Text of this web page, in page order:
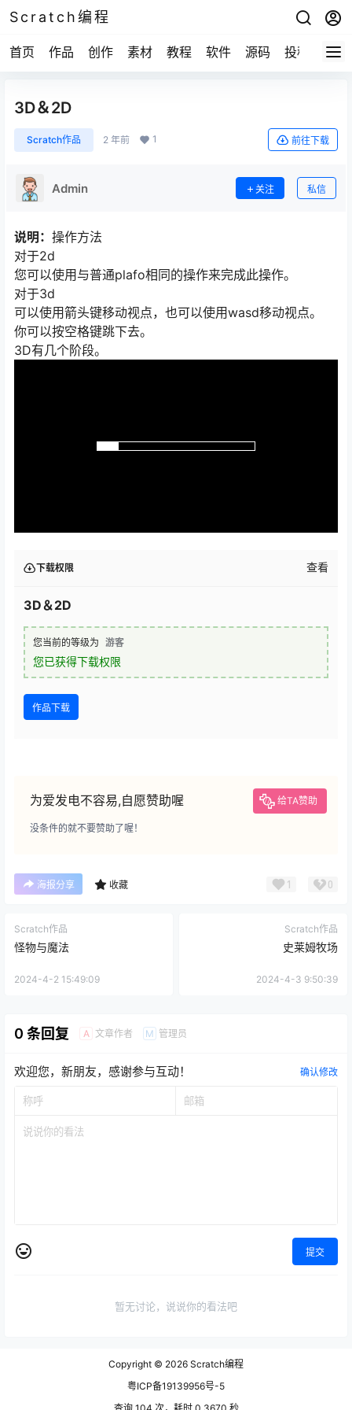
Scratch编程
首页 作品 创作 素材 教程 软件 源码 投稿 关于
3D＆2D
Scratch作品 2 年前 1 前往下载
Admin 关注 私信
说明： 操作方法
对于2d
您可以使用与普通plafo相同的操作来完成此操作。
对于3d
可以使用箭头键移动视点，也可以使用wasd移动视点。
你可以按空格键跳下去。
3D有几个阶段。
下载权限 查看
3D＆2D
您当前的等级为 游客
您已获得下载权限
作品下载
为爱发电不容易,自愿赞助喔 给TA赞助
没条件的就不要赞助了喔！
海报分享 收藏 1 0
Scratch作品
怪物与魔法
2024-4-2 15:49:09
Scratch作品
史莱姆牧场
2024-4-3 9:50:39
0 条回复 A 文章作者 M 管理员
欢迎您，新朋友，感谢参与互动！ 确认修改
提交
暂无讨论，说说你的看法吧
Copyright © 2026 Scratch编程
粤ICP备19139956号-5